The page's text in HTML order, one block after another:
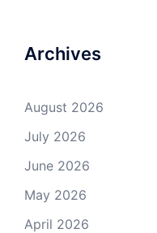
Archives
August 2026
July 2026
June 2026
May 2026
April 2026